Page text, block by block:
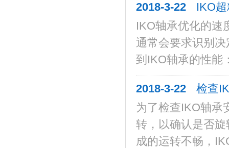
2018-3-22
IKO
IKO轴承优化的速
通常会要求识别
到IKO轴承的性能
2018-3-22
检查
为了检查IKO轴承
转，以确认是否
成的运转不畅，